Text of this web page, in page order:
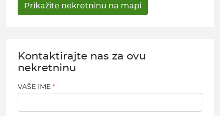
Kontaktirajte nas za ovu
nekretninu
VAŠE IME